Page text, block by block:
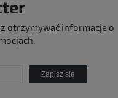
otrzymywać informacje o
Zapisz się